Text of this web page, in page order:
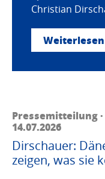
Christian
Weiterlesen
Pressemitteilung ·
14.07.2026
Dirschauer:
zeigen, was sie